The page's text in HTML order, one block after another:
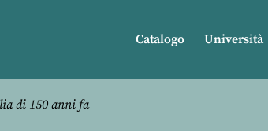
Catalogo Università
di 150 anni fa